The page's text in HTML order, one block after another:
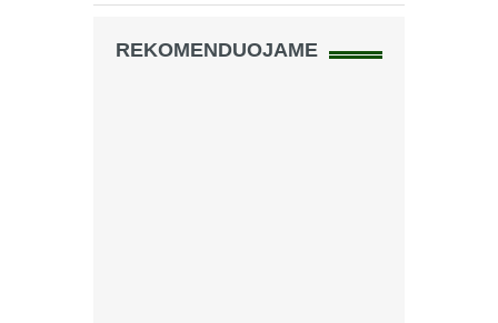
REKOMENDUOJAME